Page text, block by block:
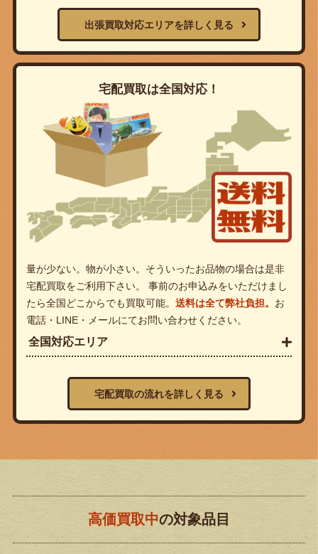
出張買取対応エリアを詳しく見る
宅配買取は全国対応！
量が少ない。物が小さい。そういったお品物の場合は是非
宅配買取をご利用下さい。 事前のお申込みをいただけまし
たら全国どこからでも買取可能。 送料は全て弊社負担。 お
電話・LINE・メールにてお問い合わせください。
全国対応エリア
宅配買取の流れを詳しく見る
高価買取中の対象品目